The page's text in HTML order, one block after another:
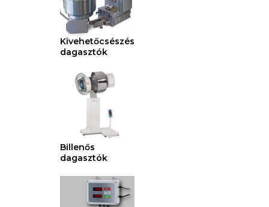
Kivehetőcsészés
dagasztók
Billenős
dagasztók